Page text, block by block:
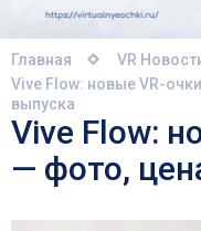
Главная
VR
Vive Flow: новые VR-
выпуска
Vive Flow:
— фото,